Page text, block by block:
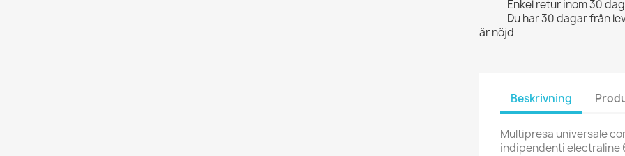
Enkel retur inom 30
Du har 30 dagar från
är nöjd
Beskrivning
Multipresa universale
indipendenti